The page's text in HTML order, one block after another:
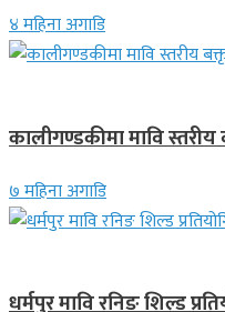
४ महिना अगाडि
कालीगण्डकीमा मावि स्तरीय
७ महिना अगाडि
धर्मपुर मावि रनिङ शिल्ड